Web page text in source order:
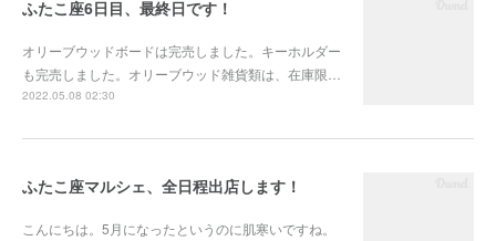
ふたこ座6日目、最終日です！
オリーブウッドボードは完売しました。キーホルダー
も完売しました。オリーブウッド雑貨類は、在庫限…
2022.05.08 02:30
ふたこ座マルシェ、全日程出店します！
こんにちは。5月になったというのに肌寒いですね。